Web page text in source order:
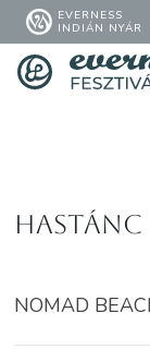
EVERNESS
INDIÁN NYÁR
Hastánc
NOMAD